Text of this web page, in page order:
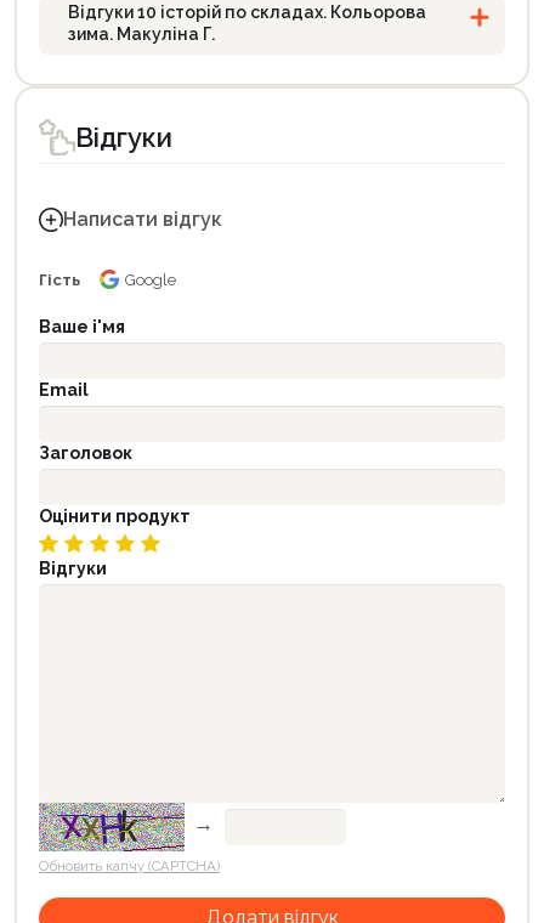
Відгуки 10 історій по складах. Кольорова
зима. Макуліна Г.
Відгуки
Написати відгук
Гість Google
Ваше і'мя
Email
Заголовок
Оцінити продукт
Відгуки
→
Обновить капчу (CAPTCHA)